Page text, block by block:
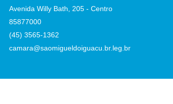
Avenida Willy Bath, 205 - Centro
85877000
(45) 3565-1362
camara@saomigueldoiguacu.br.leg.br